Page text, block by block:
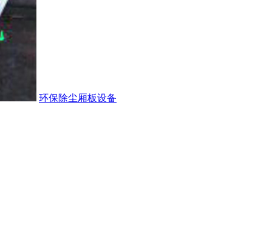
环保除尘厢板设备